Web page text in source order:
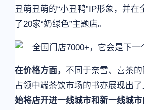
丑萌丑萌的“小丑鸭”IP形象，并在
了20家“奶绿色”主题店。
在价格方面， 不同于奈雪、喜茶
占领中端茶饮市场的书亦展现出了
始将店开进一线城市和新一线城市